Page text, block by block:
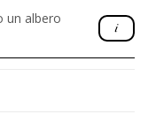
un albero